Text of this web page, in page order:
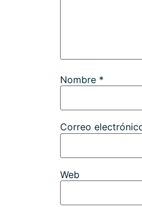
Nombre *
Correo
Web